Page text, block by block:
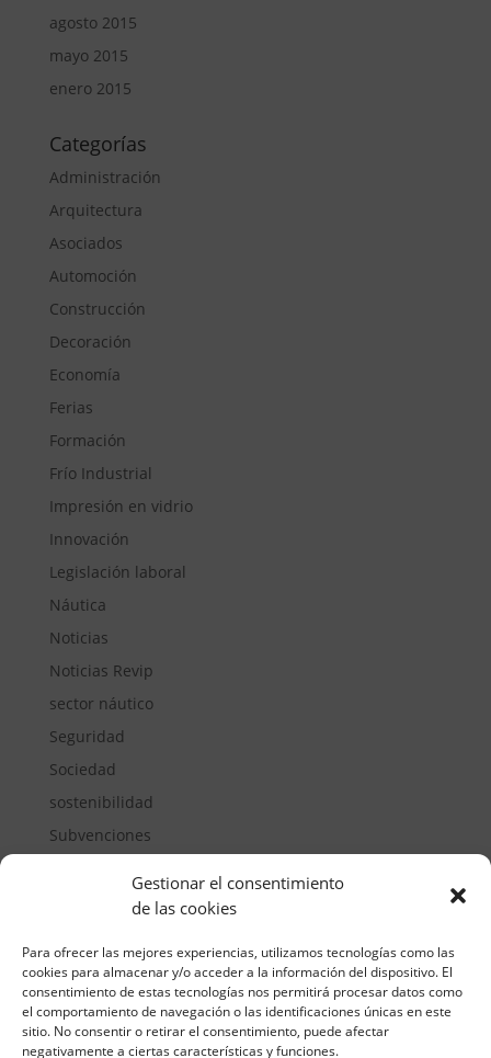
Gestionar el consentimiento
de las cookies
Para ofrecer las mejores experiencias, utilizamos tecnologías como las
cookies para almacenar y/o acceder a la información del dispositivo. El
consentimiento de estas tecnologías nos permitirá procesar datos como
el comportamiento de navegación o las identificaciones únicas en este
sitio. No consentir o retirar el consentimiento, puede afectar
negativamente a ciertas características y funciones.
agosto 2015
mayo 2015
enero 2015
Categorías
Administración
Arquitectura
Asociados
Automoción
Construcción
Decoración
Economía
Ferias
Formación
Frío Industrial
Impresión en vidrio
Innovación
Legislación laboral
Náutica
Noticias
Noticias Revip
sector náutico
Seguridad
Sociedad
sostenibilidad
Subvenciones